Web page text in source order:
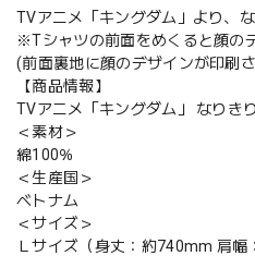
TVアニメ「キングダム」より、
※Tシャツの前面をめくると顔の
(前面裏地に顔のデザインが印刷さ
【商品情報】
TVアニメ「キングダム」 なりき
＜素材＞
綿100％
＜生産国＞
ベトナム
＜サイズ＞
Ｌサイズ（身丈：約740mm 肩